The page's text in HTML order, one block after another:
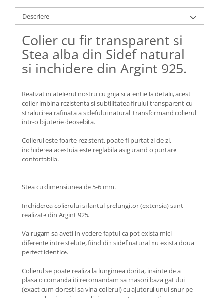
Coliere cu Perle Naturale
Coliere cu Perle Preciosa
COLIERE ȘNUR REGLABIL
Coliere cu Inimioare
Coliere cu Cruce
Coliere cu Stea
Coliere cu Semilună
Coliere cu Zodii
Coliere cu Flori
Coliere cu Animale
Coliere cu Molecule
Coliere Diverse
BRĂȚĂRI CU ȘNUR REGLABIL
Brățări din Aur cu șnur reglabil
Brățări din Argint cu șnur reglabil
BRĂȚĂRI CU PIETRE SEMIPREȚIOASE
Brățări din Aur cu pietre
semiprețioase
semiprețioase
Brățări elastice cu pietre
Descriere
Colier cu fir transparent si
Stea alba din Sidef natural
si inchidere din Argint 925.
Realizat in atelierul nostru cu grija si atentie la detalii, acest
colier imbina rezistenta si subtilitatea firului transparent cu
stralucirea rafinata a sidefului natural, transformand colierul
intr-o bijuterie deosebita.
Colierul este foarte rezistent, poate fi purtat zi de zi,
inchiderea acestuia este reglabila asigurand o purtare
confortabila.
Stea cu dimensiunea de 5-6 mm.
Inchiderea colierului si lantul prelungitor (extensia) sunt
realizate din Argint 925.
Va rugam sa aveti in vedere faptul ca pot exista mici
diferente intre stelute, fiind din sidef natural nu exista doua
perfect identice.
Colierul se poate realiza la lungimea dorita, inainte de a
plasa o comanda iti recomandam sa masori baza gatului
(exact cum doresti sa vina colierul) cu ajutorul unui snur pe